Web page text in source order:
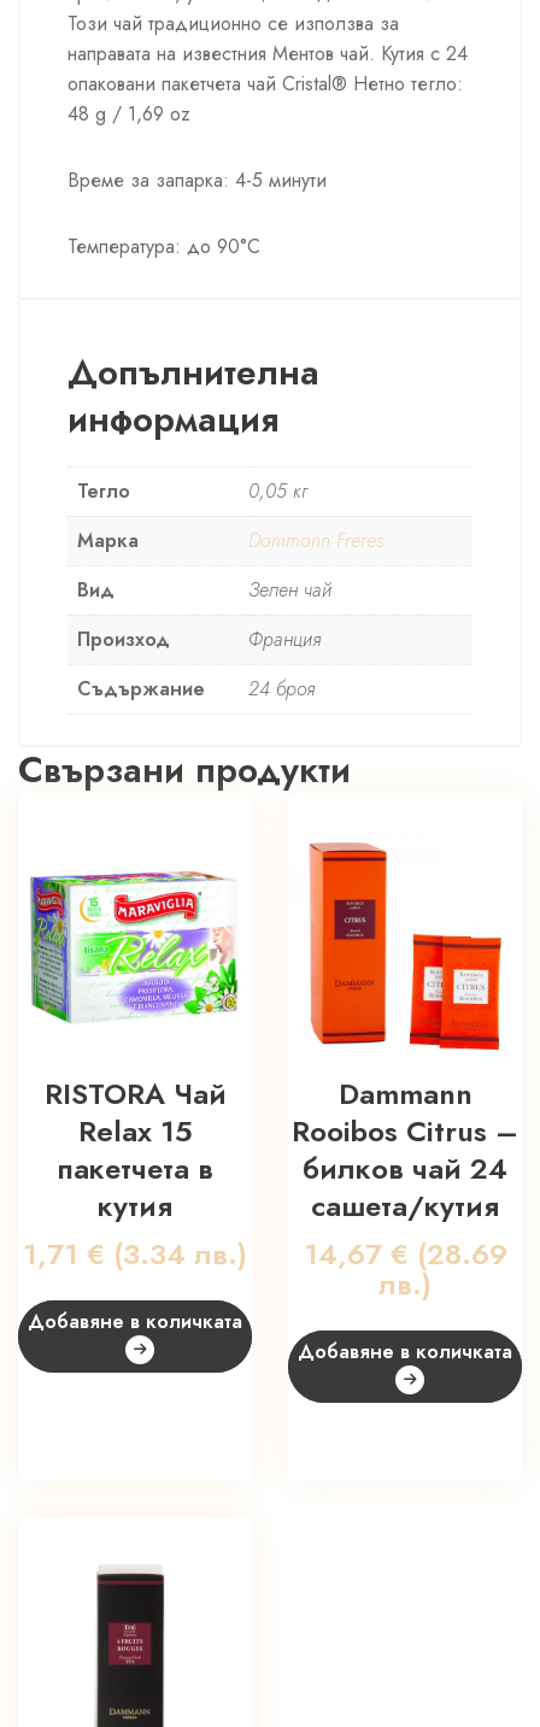
Този чай традиционно се използва за
направата на известния Ментов чай. Кутия с 24
опаковани пакетчета чай Cristal® Нетно тегло:
48 g / 1,69 oz
Време за запарка: 4-5 минути
Температура: до 90°С
Допълнителна
информация
Тегло
0,05 кг
Марка
Dammann Freres
Вид
Зелен чай
Произход
Франция
Съдържание
24 броя
Свързани продукти
RISTORA Чай
Relax 15
пакетчета в
кутия
1,71 € (3.34 лв.)
Добавяне в количката
Dammann
Rooibos Citrus –
билков чай 24
сашета/кутия
14,67 € (28.69
лв.)
Добавяне в количката